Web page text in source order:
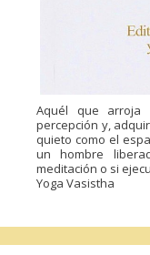
Aquél que
percepción y,
quieto como el
un hombre
meditación o si
Yoga Vasistha